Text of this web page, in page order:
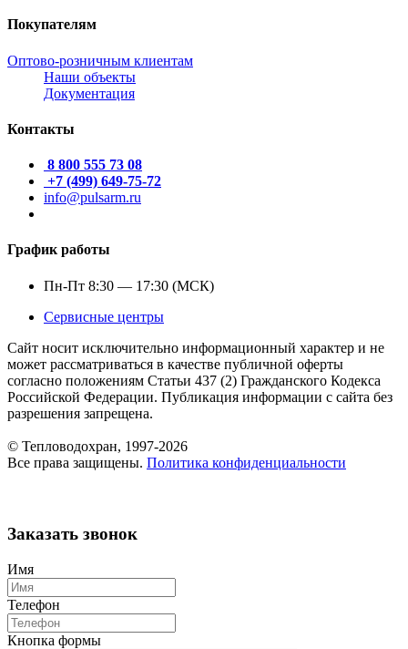
Покупателям
Оптово-розничным клиентам
Наши объекты
Документация
Контакты
8 800 555 73 08
+7 (499) 649-75-72
info@pulsarm.ru
График работы
Пн-Пт 8:30 — 17:30 (МСК)
Сервисные центры
Сайт носит исключительно информационный характер и не
может рассматриваться в качестве публичной оферты
согласно положениям Статьи 437 (2) Гражданского Кодекса
Российской Федерации. Публикация информации с сайта без
разрешения запрещена.
© Тепловодохран, 1997-2026
Все права защищены. Политика конфиденциальности
Заказать звонок
Имя
Телефон
Кнопка формы